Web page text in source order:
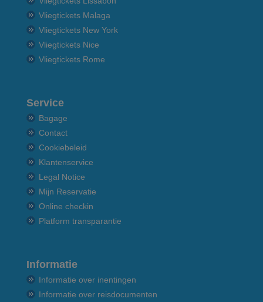
Vliegtickets Malaga
Vliegtickets New York
Vliegtickets Nice
Vliegtickets Rome
Service
Bagage
Contact
Cookiebeleid
Klantenservice
Legal Notice
Mijn Reservatie
Online checkin
Platform transparantie
Informatie
Informatie over inentingen
Informatie over reisdocumenten